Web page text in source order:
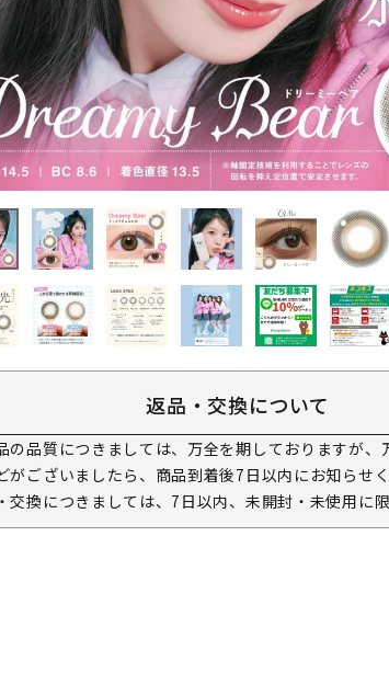
返品・交換について
の品質につきましては、万全を期しておりますが、
がございましたら、商品到着後7日以内にお知らせ
交換につきましては、7日以内、未開封・未使用に限